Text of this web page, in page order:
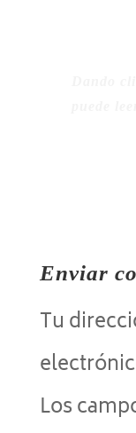
Enviar
Tu
Los